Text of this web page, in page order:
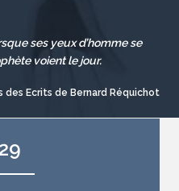
ses yeux d’homme se
voient le jour.
des Ecrits de Bernard Réquichot